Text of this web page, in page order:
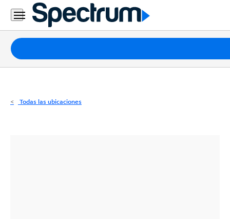
Residencial
Business
Paquetes
Internet
Todas las ubicaciones